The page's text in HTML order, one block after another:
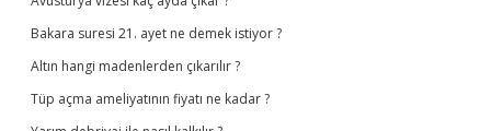
Bakara suresi 21. ayet ne demek istiyor ?
Altın hangi madenlerden çıkarılır ?
Tüp açma ameliyatının fiyatı ne kadar ?